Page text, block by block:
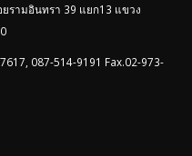
รามอินทรา 39 แยก13 แขวง
087-514-9191 Fax.02-973-